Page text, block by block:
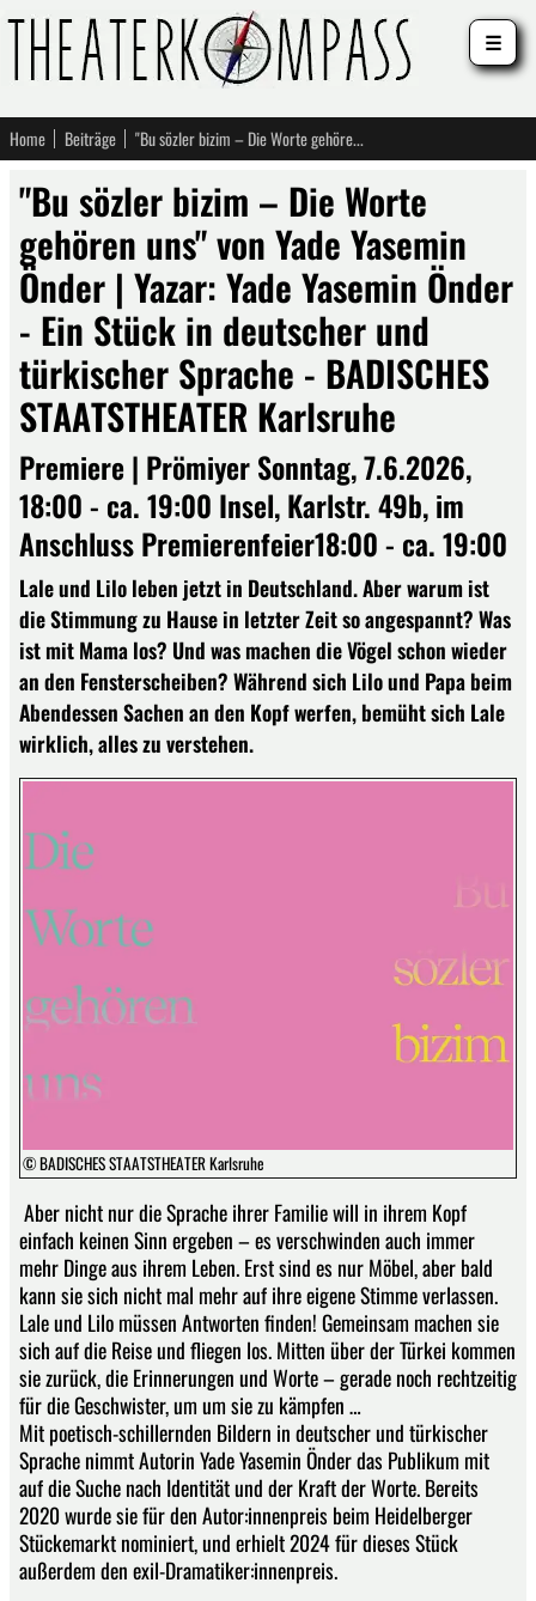
Home Beiträge "Bu sözler bizim – Die Worte gehören uns" von Yade Yasemin Önder | Yazar: Yade Yasemin Önder - Ein Stück in deutscher und türkischer Sprache - BADISCHES STAATSTHEATER Karlsruhe
"Bu sözler bizim – Die Worte
gehören uns" von Yade Yasemin
Önder | Yazar: Yade Yasemin Önder
- Ein Stück in deutscher und
türkischer Sprache - BADISCHES
STAATSTHEATER Karlsruhe
Premiere | Prömiyer Sonntag, 7.6.2026,
18:00 - ca. 19:00 Insel, Karlstr. 49b, im
Anschluss Premierenfeier18:00 - ca. 19:00
Lale und Lilo leben jetzt in Deutschland. Aber warum ist
die Stimmung zu Hause in letzter Zeit so angespannt? Was
ist mit Mama los? Und was machen die Vögel schon wieder
an den Fensterscheiben? Während sich Lilo und Papa beim
Abendessen Sachen an den Kopf werfen, bemüht sich Lale
wirklich, alles zu verstehen.
© BADISCHES STAATSTHEATER Karlsruhe
Aber nicht nur die Sprache ihrer Familie will in ihrem Kopf
einfach keinen Sinn ergeben – es verschwinden auch immer
mehr Dinge aus ihrem Leben. Erst sind es nur Möbel, aber bald
kann sie sich nicht mal mehr auf ihre eigene Stimme verlassen.
Lale und Lilo müssen Antworten finden! Gemeinsam machen sie
sich auf die Reise und fliegen los. Mitten über der Türkei kommen
sie zurück, die Erinnerungen und Worte – gerade noch rechtzeitig
für die Geschwister, um um sie zu kämpfen …
Mit poetisch-schillernden Bildern in deutscher und türkischer
Sprache nimmt Autorin Yade Yasemin Önder das Publikum mit
auf die Suche nach Identität und der Kraft der Worte. Bereits
2020 wurde sie für den Autor:innenpreis beim Heidelberger
Stückemarkt nominiert, und erhielt 2024 für dieses Stück
außerdem den exil-Dramatiker:innenpreis.
☰